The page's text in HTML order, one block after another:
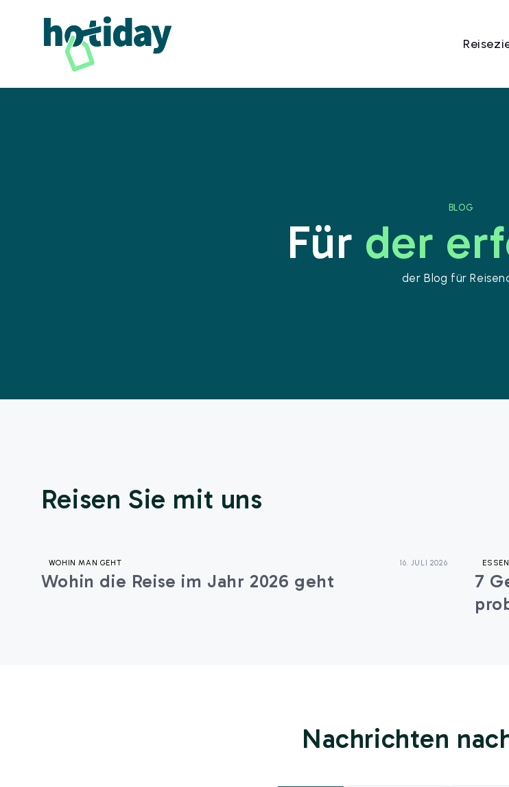
BLOG
Für der
der Blog für
Reisen Sie mit uns
WOHIN MAN GEHT 16. JULI 2026
Wohin die Reise im Jahr 2026 geht
7
Nachrichten